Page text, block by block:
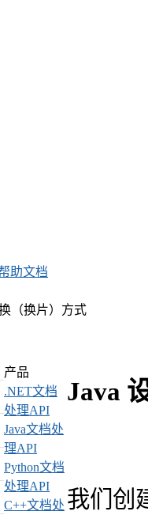
助文档
（换片）方式
Java
我们创
产品
.NET文档
处理API
Java文档处
理API
Python文档
处理API
C++文档处